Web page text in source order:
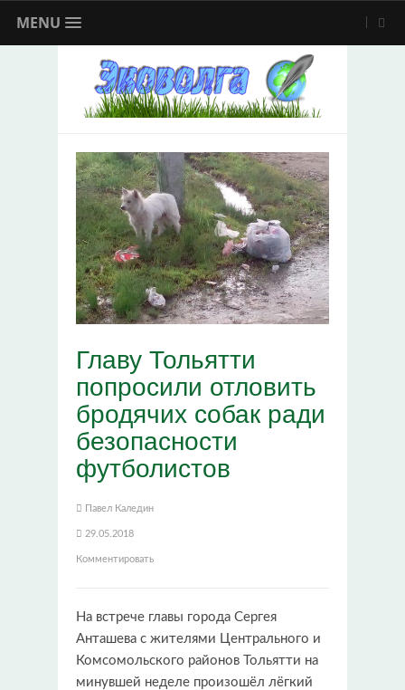
MENU
Главу Тольятти
попросили отловить
бродячих собак ради
безопасности
футболистов
Павел Каледин
29.05.2018
Комментировать
На встрече главы города Сергея
Анташева с жителями Центрального и
Комсомольского районов Тольятти на
минувшей неделе произошёл лёгкий